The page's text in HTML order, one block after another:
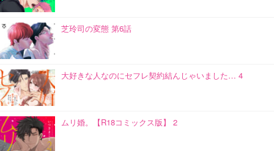
芝玲司の変態 第6話
大好きな人なのにセフレ契約結んじゃいました… 4
ムリ婚。【R18コミックス版】 2